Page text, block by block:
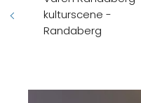
kulturscene -
Randaberg